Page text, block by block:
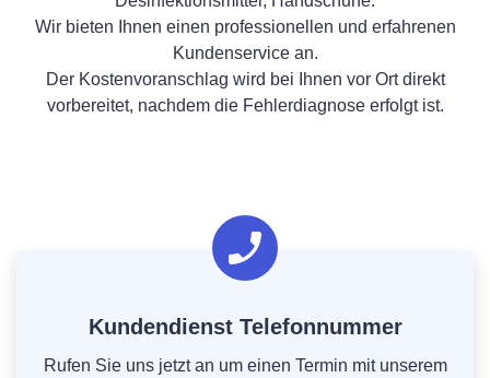
Wir bieten Ihnen einen professionellen und erfahrenen
Kundenservice an.
Der Kostenvoranschlag wird bei Ihnen vor Ort direkt
vorbereitet, nachdem die Fehlerdiagnose erfolgt ist.
Kundendienst Telefonnummer
Rufen Sie uns jetzt an um einen Termin mit unserem